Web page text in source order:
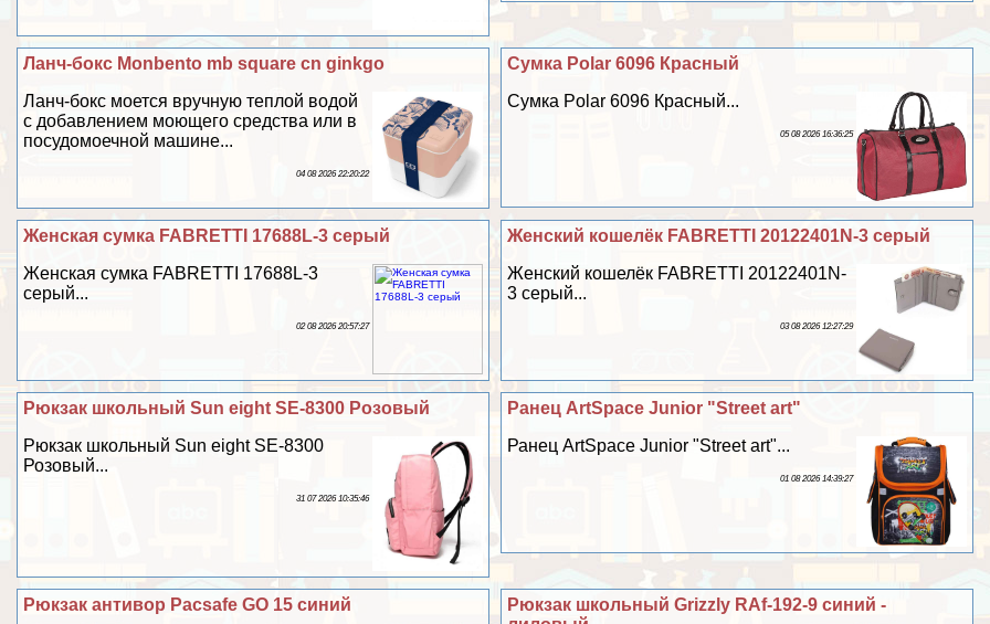
Сумка Polar 6096 Красный
Сумка Polar 6096 Красный...
05 08 2026 16:36:25
Ланч-бокс Monbento mb square cn ginkgo
Ланч-бокс моется вручную теплой водой
с добавлением моющего средства или в
посудомоечной машине...
04 08 2026 22:20:22
Женский кошелёк FABRETTI 20122401N-3 серый
Женский кошелёк FABRETTI 20122401N-
3 серый...
03 08 2026 12:27:29
Женская сумка FABRETTI 17688L-3 серый
Женская сумка FABRETTI 17688L-3
серый...
02 08 2026 20:57:27
Ранец ArtSpace Junior "Street art"
Ранец ArtSpace Junior "Street art"...
01 08 2026 14:39:27
Рюкзак школьный Sun eight SE-8300 Розовый
Рюкзак школьный Sun eight SE-8300
Розовый...
31 07 2026 10:35:46
Рюкзак школьный Grizzly RAf-192-9 синий -
Рюкзак антивор Pacsafe GO 15 синий